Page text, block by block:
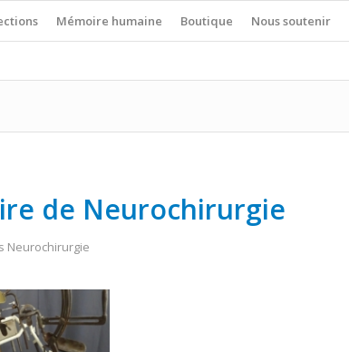
Mémoire humaine Boutique Nous soutenir
de Neurochirurgie
Neurochirurgie